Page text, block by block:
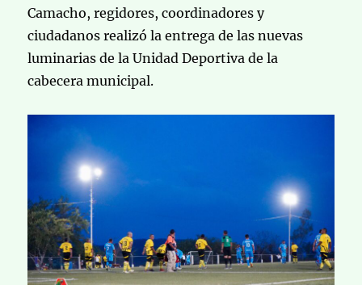
Camacho, regidores, coordinadores y
ciudadanos realizó la entrega de las nuevas
luminarias de la Unidad Deportiva de la
cabecera municipal.